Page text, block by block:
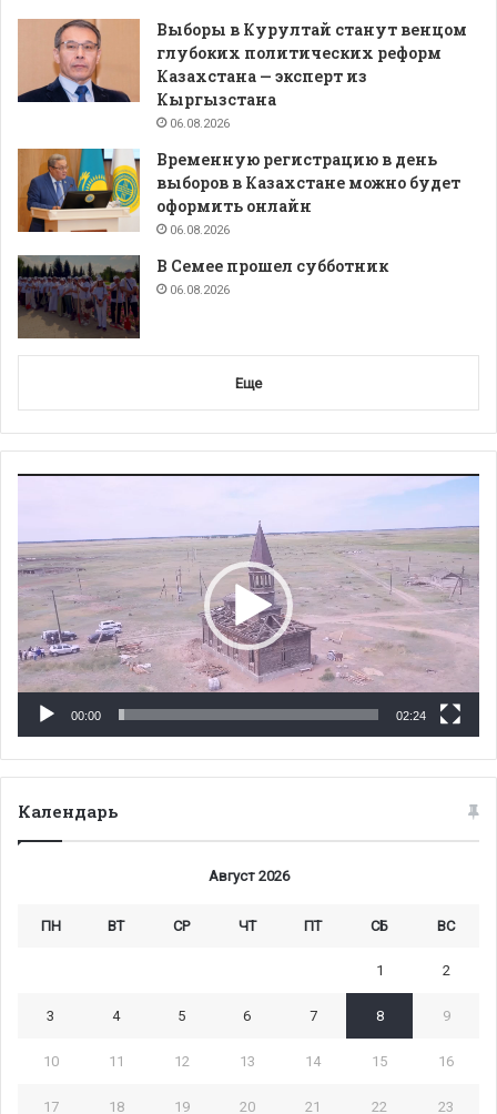
Выборы в Курултай станут венцом
глубоких политических реформ
Казахстана — эксперт из
Кыргызстана
06.08.2026
Временную регистрацию в день
выборов в Казахстане можно будет
оформить онлайн
06.08.2026
В Семее прошел субботник
06.08.2026
Еще
00:00 02:24
Календарь
Август 2026
ПН ВТ СР ЧТ ПТ СБ ВС
1 2
3 4 5 6 7 8 9
10 11 12 13 14 15 16
17 18 19 20 21 22 23